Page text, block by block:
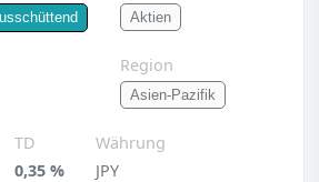
Aktien
Region
Asien-Pazifik
TD
0,35 %
Währung
JPY